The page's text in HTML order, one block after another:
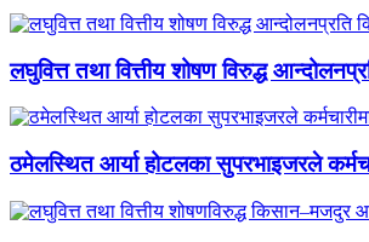
लघुवित्त तथा वित्तीय शोषण विरुद्ध
ठमेलस्थित आर्या होटलका सुपरभाइजरले